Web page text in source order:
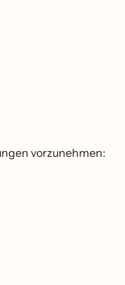
vorzunehmen: